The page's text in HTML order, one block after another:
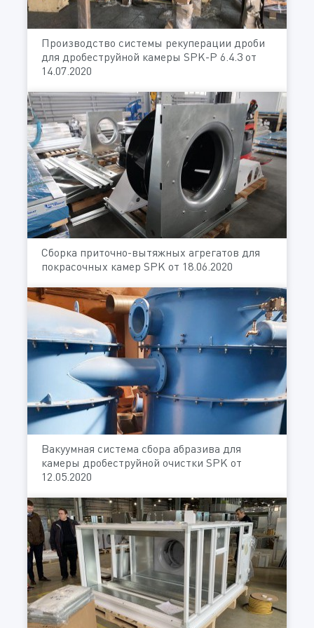
Производство системы рекуперации дроби
для дробеструйной камеры SPK-P 6.4.3 от
14.07.2020
Сборка приточно-вытяжных агрегатов для
покрасочных камер SPK от 18.06.2020
Вакуумная система сбора абразива для
камеры дробеструйной очистки SPK от
12.05.2020